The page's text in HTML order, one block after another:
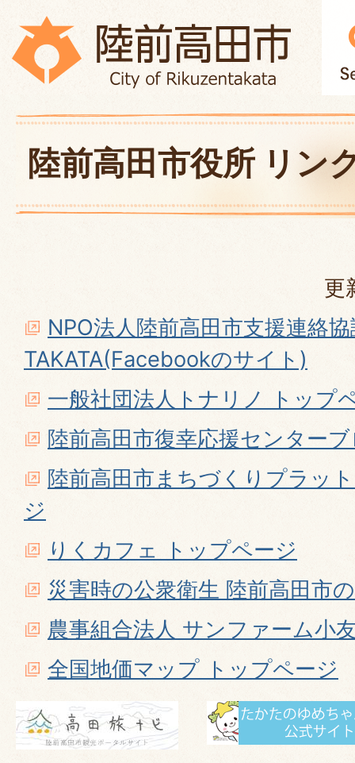
陸前高田市役所 リン
更
NPO法人陸前高田市支援連絡
TAKATA(Facebookのサイト)
一般社団法人トナリノ トップ
陸前高田市復幸応援センター
陸前高田市まちづくりプラッ
ジ
りくカフェ トップページ
災害時の公衆衛生 陸前高田市
農事組合法人 サンファーム小
全国地価マップ トップページ